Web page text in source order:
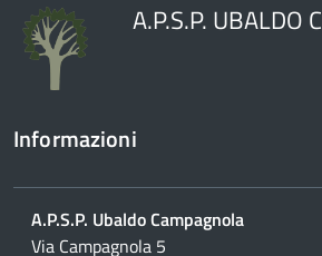
A.P.S.P. UBALDO
Informazioni
A.P.S.P. Ubaldo Campagnola
Via Campagnola 5